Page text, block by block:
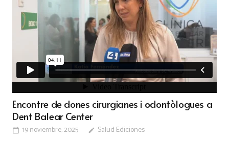
Encontre de dones cirurgianes i odontòlogues a
Dent Balear Center
calendar_today 19 noviembre, 2025 edit Salud Ediciones